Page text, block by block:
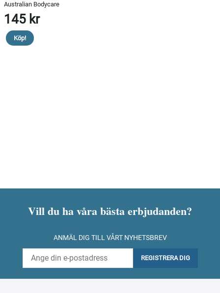
Australian Bodycare
145 kr
Köp!
Vill du ha våra bästa erbjudanden?
ANMÄL DIG TILL VÅRT NYHETSBREV
REGISTRERA DIG